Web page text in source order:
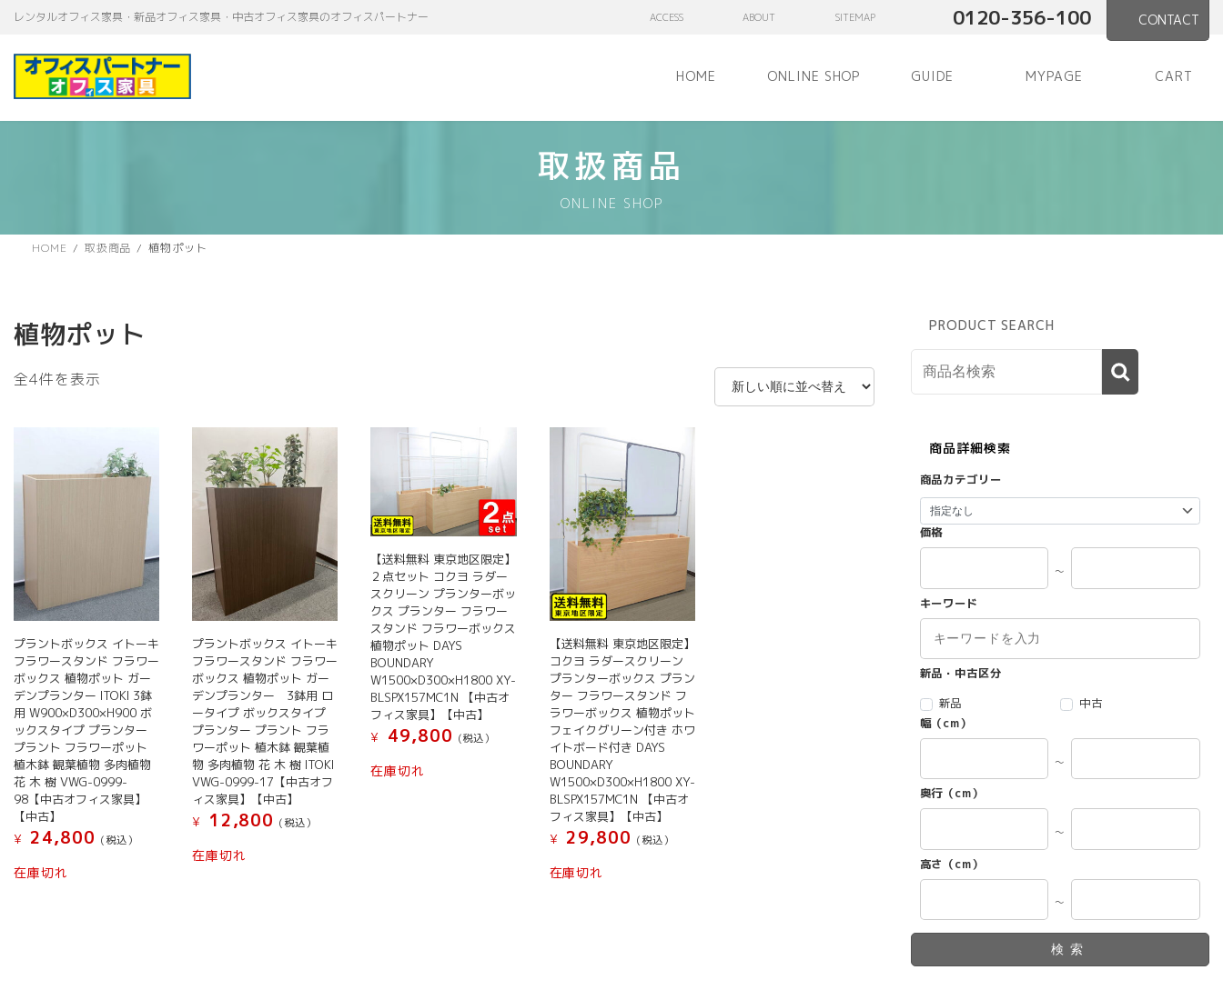
テ
ゲ
レンタルオフィス家具・新品オフィス家具・中古オフィス家具のオフィスパートナー ACCESS ABOUT SITEMAP 0120-356-100 CONTACT
HOME ONLINE SHOP GUIDE MYPAGE CART
取扱商品
ONLINE SHOP
HOME 取扱商品 植物ポット
植物ポット
全4件を表示
順
プラントボックス イトーキ
フラワースタンド フラワー
ボックス 植物ポット ガー
デンプランター ITOKI 3鉢
用 W900×D300×H900 ボ
ックスタイプ プランター
プラント フラワーポット
植木鉢 観葉植物 多肉植物
花 木 樹 VWG-0999-
98【中古オフィス家具】
【中古】
¥ 24,800 (税込）
在庫切れ
プラントボックス イトーキ
フラワースタンド フラワー
ボックス 植物ポット ガー
デンプランター 3鉢用 ロ
ータイプ ボックスタイプ
プランター プラント フラ
ワーポット 植木鉢 観葉植
物 多肉植物 花 木 樹 ITOKI
VWG-0999-17【中古オフ
ィス家具】【中古】
¥
12,800 (税込）
在庫切れ
【送料無料 東京地区限定】
２点セット コクヨ ラダー
スクリーン プランターボッ
クス プランター フラワー
スタンド フラワーボックス
植物ポット DAYS
BOUNDARY
W1500×D300×H1800 XY-
BLSPX157MC1N 【中古オ
フィス家具】【中古】
¥
49,800 (税込）
在庫切れ
【送料無料 東京地区限定】
コクヨ ラダースクリーン
プランターボックス プラン
ター フラワースタンド フ
ラワーボックス 植物ポット
フェイクグリーン付き ホワ
イトボード付き DAYS
BOUNDARY
W1500×D300×H1800 XY-
BLSPX157MC1N 【中古オ
フィス家具】【中古】
¥ 29,800 (税込）
在庫切れ
PRODUCT SEARCH
商品詳細検索
商品カテゴリー
価格
～
キーワード
新品・中古区分
新品
中古
幅（cm）
～
奥行（cm）
～
高さ（cm）
～
検索